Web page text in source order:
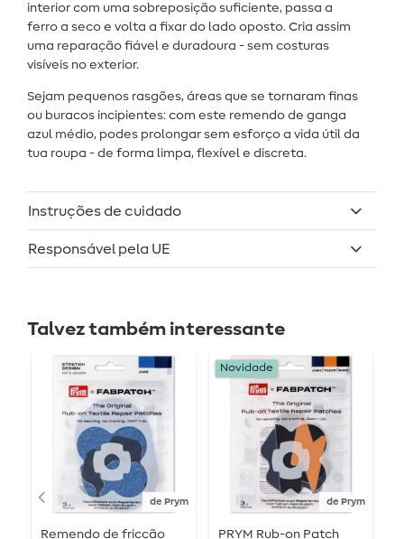
interior com uma sobreposição suficiente, passa a
ferro a seco e volta a fixar do lado oposto. Cria assim
uma reparação fiável e duradoura - sem costuras
visíveis no exterior.
Sejam pequenos rasgões, áreas que se tornaram finas
ou buracos incipientes: com este remendo de ganga
azul médio, podes prolongar sem esforço a vida útil da
tua roupa - de forma limpa, flexível e discreta.
Instruções de cuidado
Responsável pela UE
Talvez também interessante
de Prym
Remendo de fricção
de Prym
Novidade
PRYM Rub-on Patch